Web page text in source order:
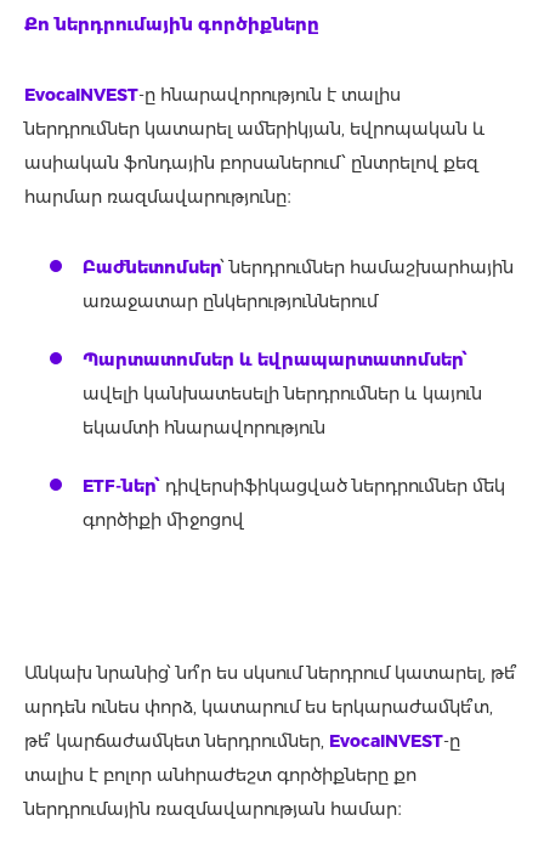
Քո ներդրումային գործիքները
EvocaINVEST-ը հնարավորություն է տալիս
ներդրումներ կատարել ամերիկյան, եվրոպական և
ասիական ֆոնդային բորսաներում՝ ընտրելով քեզ
հարմար ռազմավարությունը։
Բաժնետոմսեր՝ ներդրումներ համաշխարհային
առաջատար ընկերություններում
Պարտատոմսեր և եվրապարտատոմսեր՝
ավելի կանխատեսելի ներդրումներ և կայուն
եկամտի հնարավորություն
ETF-ներ՝ դիվերսիֆիկացված ներդրումներ մեկ
գործիքի միջոցով
Անկախ նրանից՝ նո՞ր ես սկսում ներդրում կատարել, թե՞
արդեն ունես փորձ, կատարում ես երկարաժամկե՞տ,
թե՞ կարճաժամկետ ներդրումներ, EvocaINVEST-ը
տալիս է բոլոր անհրաժեշտ գործիքները քո
ներդրումային ռազմավարության համար։